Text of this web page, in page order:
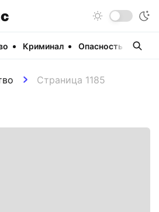
Криминал Опасность
Страница 1185